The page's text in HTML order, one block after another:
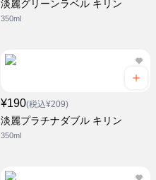
淡麗グリーンラベル キリン
350ml
¥190(税込¥209)
淡麗プラチナダブル キリン
350ml